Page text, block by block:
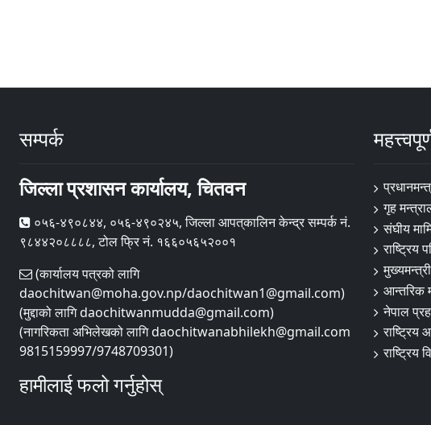
सम्पर्क
जिल्ला प्रशासन कार्यालय, चितवन
०५६-४९०८४४, ०५६-४९०२४५, जिल्ला आपत्‌कालिन केन्द्र सम्पर्क नं.
९८४४२०८८८८, टोल फ्रि नं. १६६०५६५२००१
(कार्यालय पत्रको लागि
daochitwan@moha.gov.np/daochitwan1@gmail.com)
(मुद्दाको लागि daochitwanmudda@gmail.com)
(नागरिकता अभिलेखको लागि daochitwanabhilekh@gmail.com
9815159997/9748709301)
हामीलाई फलो गर्नुहोस्
गृह
संघीय
राष्ट्रिय
आन्तरिक
नेपाल
राष्ट्रिय
राष्ट्रिय